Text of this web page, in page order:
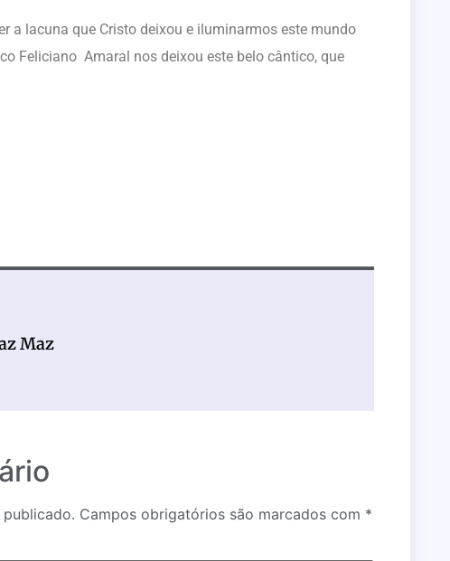
a lacuna que Cristo deixou e iluminarmos este mundo
Feliciano Amaral nos deixou este belo cântico, que
Maz
Campos obrigatórios são marcados com *